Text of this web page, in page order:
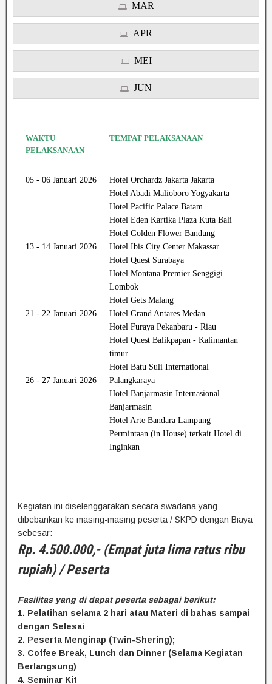
MAR
APR
MEI
JUN
WAKTU
PELAKSANAAN
TEMPAT PELAKSANAAN
05 - 06 Januari 2026
13 - 14 Januari 2026
21 - 22 Januari 2026
26 - 27 Januari 2026
Hotel Orchardz Jakarta Jakarta
Hotel Abadi Malioboro Yogyakarta
Hotel Pacific Palace Batam
Hotel Eden Kartika Plaza Kuta Bali
Hotel Golden Flower Bandung
Hotel Ibis City Center Makassar
Hotel Quest Surabaya
Hotel Montana Premier Senggigi
Lombok
Hotel Gets Malang
Hotel Grand Antares Medan
Hotel Furaya Pekanbaru - Riau
Hotel Quest Balikpapan - Kalimantan
timur
Hotel Batu Suli International
Palangkaraya
Hotel Banjarmasin Internasional
Banjarmasin
Hotel Arte Bandara Lampung
Permintaan (in House) terkait Hotel di
Inginkan
Kegiatan ini diselenggarakan secara swadana yang
dibebankan ke masing-masing peserta / SKPD dengan Biaya
sebesar:
Rp. 4.500.000,- (Empat juta lima ratus ribu
rupiah) / Peserta
Fasilitas yang di dapat peserta sebagai berikut:
1. Pelatihan selama 2 hari atau Materi di bahas sampai
dengan Selesai
2. Peserta Menginap (Twin-Shering);
3. Coffee Break, Lunch dan Dinner (Selama Kegiatan
Berlangsung)
4. Seminar Kit